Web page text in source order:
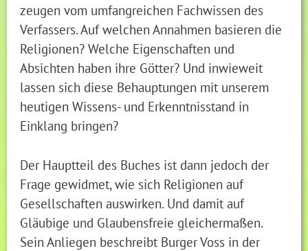
zeugen vom umfangreichen Fachwissen des
Verfassers. Auf welchen Annahmen basieren die
Religionen? Welche Eigenschaften und
Absichten haben ihre Götter? Und inwieweit
lassen sich diese Behauptungen mit unserem
heutigen Wissens- und Erkenntnisstand in
Einklang bringen?
Der Hauptteil des Buches ist dann jedoch der
Frage gewidmet, wie sich Religionen auf
Gesellschaften auswirken. Und damit auf
Gläubige und Glaubensfreie gleichermaßen.
Sein Anliegen beschreibt Burger Voss in der